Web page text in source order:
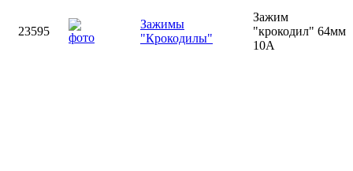
23595
Зажимы
"Крокодилы"
Зажим
"крокодил" 64мм
10А